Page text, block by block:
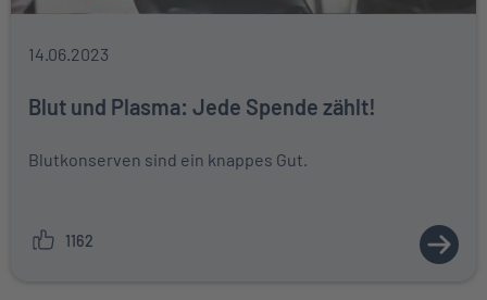
14.06.2023
Blut und Plasma: Jede Spende zählt!
Blutkonserven sind ein knappes Gut.
1162
ZUM